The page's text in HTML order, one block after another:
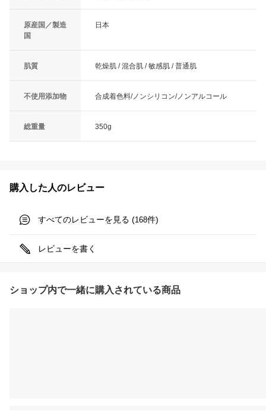
原産国／製造
国
日本
肌質 乾燥肌 / 混合肌 / 敏感肌 / 普通肌
不使用添加物 合成着色料/ノンシリコン/ノンアルコール
総重量 350g
購入した人のレビュー
すべてのレビューを見る (168件)
レビューを書く
ショップ内で一緒に購入されている商品